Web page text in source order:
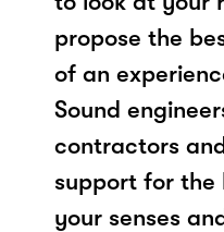
propose the
of an
Sound
contractors
support for the
your senses